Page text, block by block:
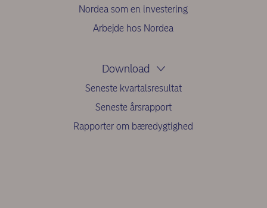
Nordea som en investering
Arbejde hos Nordea
Download
Seneste kvartalsresultat
Seneste årsrapport
Rapporter om bæredygtighed